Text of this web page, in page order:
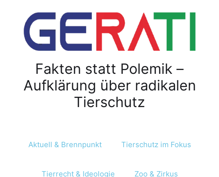
Fakten statt Polemik –
Aufklärung über radikalen
Tierschutz
Aktuell & Brennpunkt Tierschutz im Fokus
Tierrecht & Ideologie Zoo & Zirkus